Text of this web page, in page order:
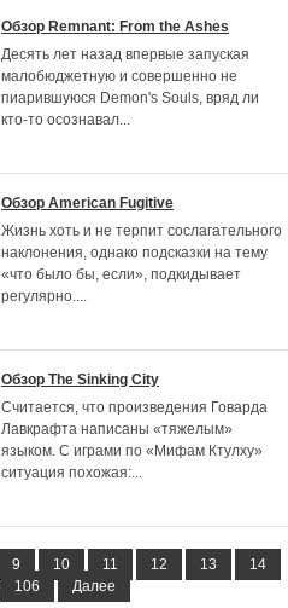
Обзор Remnant: From the Ashes
Десять лет назад впервые запуская
малобюджетную и совершенно не
пиарившуюся Demon's Souls, вряд ли
кто-то осознавал...
Обзор American Fugitive
Жизнь хоть и не терпит сослагательного
наклонения, однако подсказки на тему
«что было бы, если», подкидывает
регулярно....
Обзор The Sinking City
Считается, что произведения Говарда
Лавкрафта написаны «тяжелым»
языком. С играми по «Мифам Ктулху»
ситуация похожая:...
9 10 11 12 13
14
106 Далее